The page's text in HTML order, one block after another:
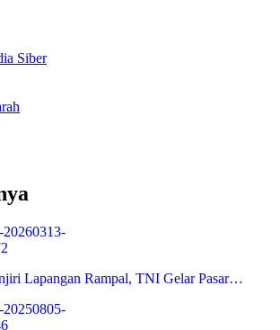
Siber
Lapangan Rampal, TNI Gelar Pasar…